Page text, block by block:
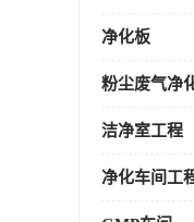
净化板
粉尘废气净
洁净室工程
净化车间工